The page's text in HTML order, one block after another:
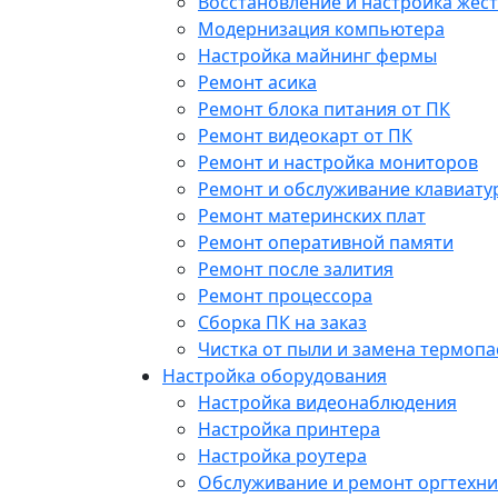
Модернизация компьютера
Настройка майнинг фермы
Ремонт асика
Ремонт блока питания от ПК
Ремонт видеокарт от ПК
Ремонт и настройка мониторов
Ремонт и обслуживание
Ремонт материнских плат
Ремонт оперативной памяти
Ремонт после залития
Ремонт процессора
Сборка ПК на заказ
Чистка от пыли и замена
Настройка оборудования
Настройка видеонаблюдения
Настройка принтера
Настройка роутера
Обслуживание и ремонт